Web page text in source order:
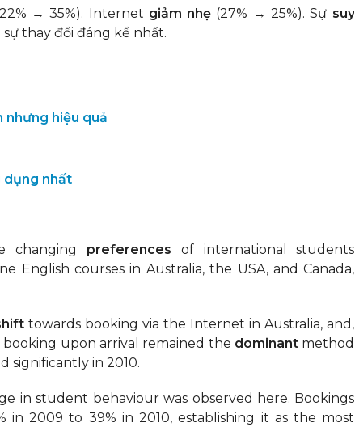
→ 35%). Internet giảm nhẹ (27% → 25%). Sự suy
sự thay đổi đáng kể nhất.
nhưng hiệu quả
dụng nhất
changing preferences of international students
English courses in Australia, the USA, and Canada,
towards booking via the Internet in Australia, and,
booking upon arrival remained the dominant method
significantly in 2010.
in student behaviour was observed here. Bookings
in 2009 to 39% in 2010, establishing it as the most